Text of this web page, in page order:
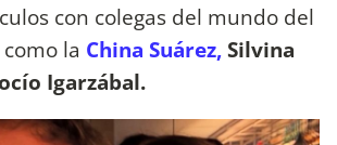
con colegas del mundo del
la China Suárez,Silvina
Igarzábal.